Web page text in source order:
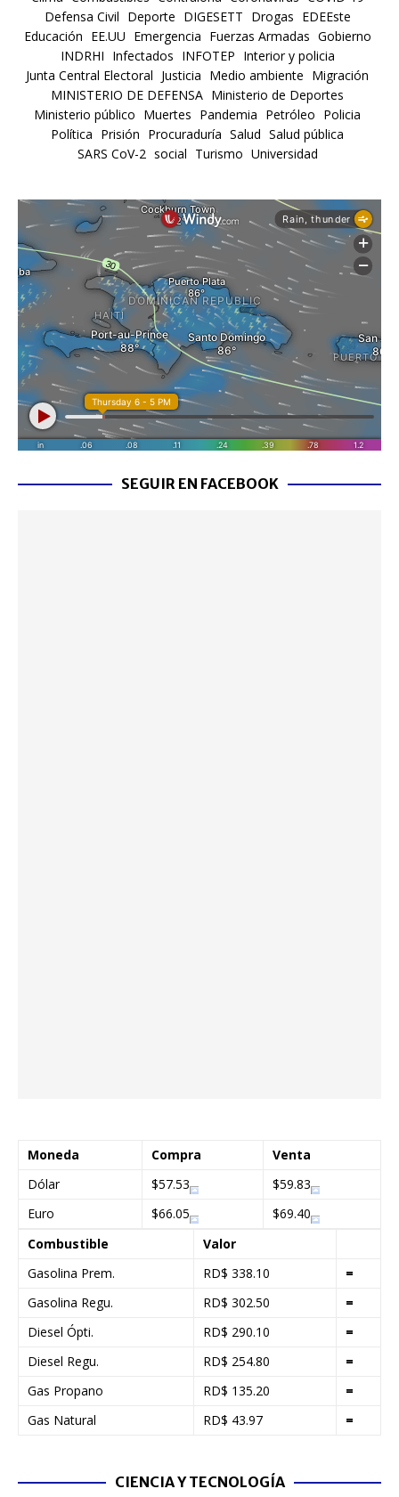
Defensa Civil Deporte DIGESETT Drogas EDEEste
Educación EE.UU Emergencia Fuerzas Armadas Gobierno
INDRHI Infectados INFOTEP Interior y policia
Junta Central Electoral Justicia Medio ambiente Migración
MINISTERIO DE DEFENSA Ministerio de Deportes
Ministerio público Muertes Pandemia Petróleo Policia
Política Prisión Procuraduría Salud Salud pública
SARS CoV-2 social Turismo Universidad
SEGUIR EN FACEBOOK
Moneda Compra
Venta
Dólar
$57.53
$59.83
Euro
$66.05
$69.40
Combustible
Valor
Gasolina Prem.
RD$ 338.10
=
Gasolina Regu.
RD$ 302.50
=
Diesel Ópti.
RD$ 290.10
=
Diesel Regu.
RD$ 254.80
=
Gas Propano
RD$ 135.20
=
Gas Natural
RD$ 43.97 =
CIENCIA Y TECNOLOGÍA